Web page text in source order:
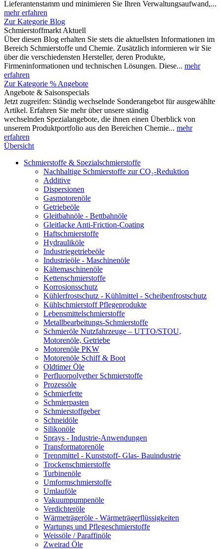
Lieferantenstamm und minimieren Sie Ihren Verwaltungsaufwand,...
mehr erfahren
Zur Kategorie Blog
Schmierstoffmarkt Aktuell
Über diesen Blog erhalten Sie stets die aktuellsten Informationen im
Bereich Schmierstoffe und Chemie. Zusätzlich informieren wir Sie
über die verschiedensten Hersteller, deren Produkte,
Firmeninformationen und technischen Lösungen. Diese... mehr
erfahren
Zur Kategorie % Angebote
Angebote & Saisonspecials
Jetzt zugreifen: Ständig wechselnde Sonderangebot für ausgewählte
Artikel. Erfahren Sie mehr über unsere ständig
wechselnden Spezialangebote, die ihnen einen Überblick von
unserem Produktportfolio aus den Bereichen Chemie... mehr
erfahren
Übersicht
Schmierstoffe & Spezialschmierstoffe
Nachhaltige Schmierstoffe zur CO₂-Reduktion
Additive
Dispersionen
Gasmotorenöle
Getriebeöle
Gleitbahnöle - Bettbahnöle
Gleitlacke Anti-Friction-Coating
Haftschmierstoffe
Hydrauliköle
Industriegetriebeöle
Industrieöle - Maschinenöle
Kältemaschinenöle
Kettenschmierstoffe
Korrosionsschutz
Kühlerfrostschutz - Kühlmittel - Scheibenfrostschutz
Kühlschmierstoff Pflegeprodukte
Lebensmittelschmierstoffe
Metallbearbeitungs-Schmierstoffe
Schmieröle Nutzfahrzeuge – UTTO/STOU,
Motorenöle, Getriebe
Motorenöle PKW
Motorenöle Schiff & Boot
Oldtimer Öle
Perfluorpolyether Schmierstoffe
Prozessöle
Schmierfette
Schmierpasten
Schmierstoffgeber
Schneidöle
Silikonöle
Sprays - Industrie-Anwendungen
Transformatorenöle
Trennmittel - Kunststoff- Glas- Bauindustrie
Trockenschmierstoffe
Turbinenöle
Umformschmierstoffe
Umlauföle
Vakuumpumpenöle
Verdichteröle
Wärmeträgeröle - Wärmeträgerflüssigkeiten
Wartungs und Pflegeschmierstoffe
Weissöle / Paraffinöle
Zweirad Öle